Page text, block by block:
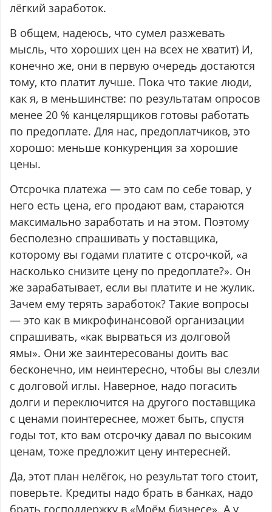
лёгкий заработок.
В общем, надеюсь, что сумел разжевать
мысль, что хороших цен на всех не хватит) И,
конечно же, они в первую очередь достаются
тому, кто платит лучше. Пока что такие люди,
как я, в меньшинстве: по результатам опросов
менее 20 % канцелярщиков готовы работать
по предоплате. Для нас, предоплатчиков, это
хорошо: меньше конкуренция за хорошие
цены.
Отсрочка платежа — это сам по себе товар, у
него есть цена, его продают вам, стараются
максимально заработать и на этом. Поэтому
бесполезно спрашивать у поставщика,
которому вы годами платите с отсрочкой, «а
насколько снизите цену по предоплате?». Он
же зарабатывает, если вы платите и не жулик.
Зачем ему терять заработок? Такие вопросы
— это как в микрофинансовой организации
спрашивать, «как вырваться из долговой
ямы». Они же заинтересованы доить вас
бесконечно, им неинтересно, чтобы вы слезли
с долговой иглы. Наверное, надо погасить
долги и переключится на другого поставщика
с ценами поинтереснее, может быть, спустя
годы тот, кто вам отсрочку давал по высоким
ценам, тоже предложит цену интересней.
Да, этот план нелёгок, но результат того стоит,
поверьте. Кредиты надо брать в банках, надо
брать господдержку в «Моём бизнесе». А у